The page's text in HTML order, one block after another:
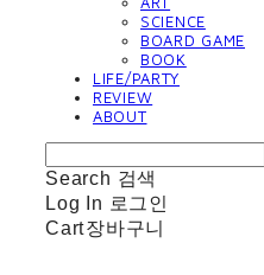
SCIENCE
BOARD GAME
BOOK
LIFE/PARTY
REVIEW
ABOUT
Search 검색
Log In 로그인
Cart장바구니